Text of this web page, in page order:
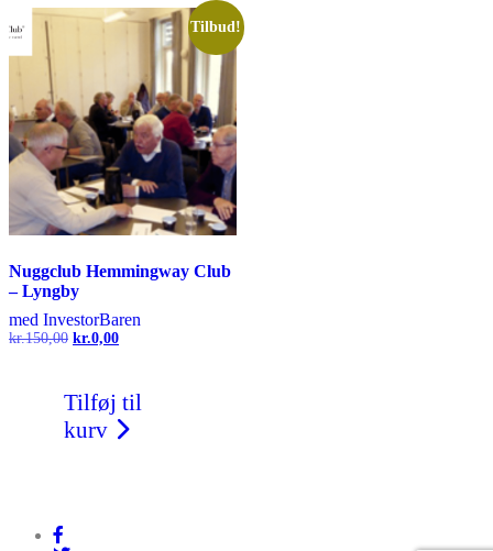
Tilbud!
Nuggclub Hemmingway Club
– Lyngby
med InvestorBaren
kr.150,00 Den
var:
kr.150,00.
kr.0,00Den
er:
kr.0,00.
Tilføj til
kurv